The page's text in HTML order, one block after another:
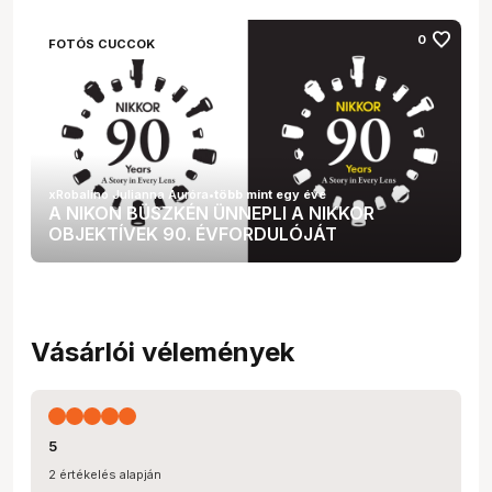
FOTÓS CUCCOK 0 favorite
A NIKON BÜSZKÉN ÜNNEPLI A NIKKOR
OBJEKTÍVEK 90. ÉVFORDULÓJÁT
xRobalino Julianna Auróra•több mint egy éve
Vásárlói vélemények
5
2 értékelés alapján